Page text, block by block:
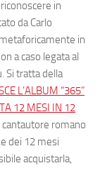
in
da Carlo
in
a caso legata al
Si tratta della
L’ALBUM “365”
12 MESI IN 12
cantautore romano
dei 12 mesi
acquistarla,